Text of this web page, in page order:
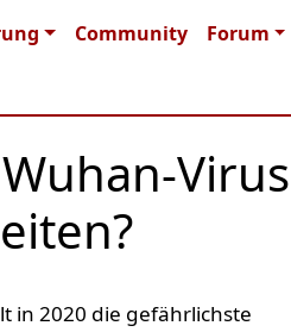
Community
Forum
in 2020 die gefährlichste